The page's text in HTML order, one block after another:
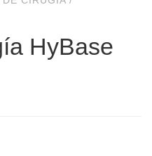
HyBase